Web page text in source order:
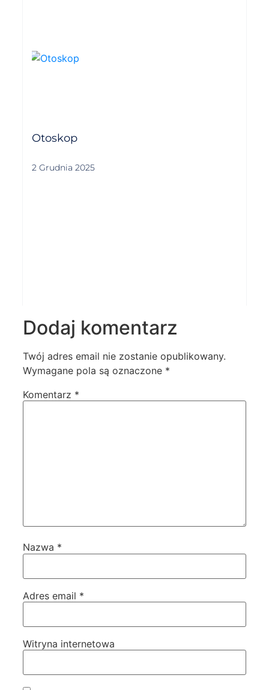
Otoskop
2 Grudnia 2025
Dodaj komentarz
Twój adres email nie zostanie opublikowany.
Wymagane pola są oznaczone *
Komentarz *
Nazwa *
Adres email *
Witryna internetowa